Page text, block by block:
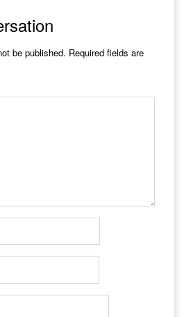
be published. Required fields are